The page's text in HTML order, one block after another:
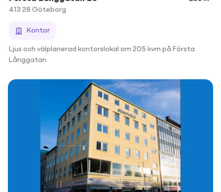
413 28 Göteborg
Kontor
Ljus och välplanerad kontorslokal om 205 kvm på Första
Långgatan